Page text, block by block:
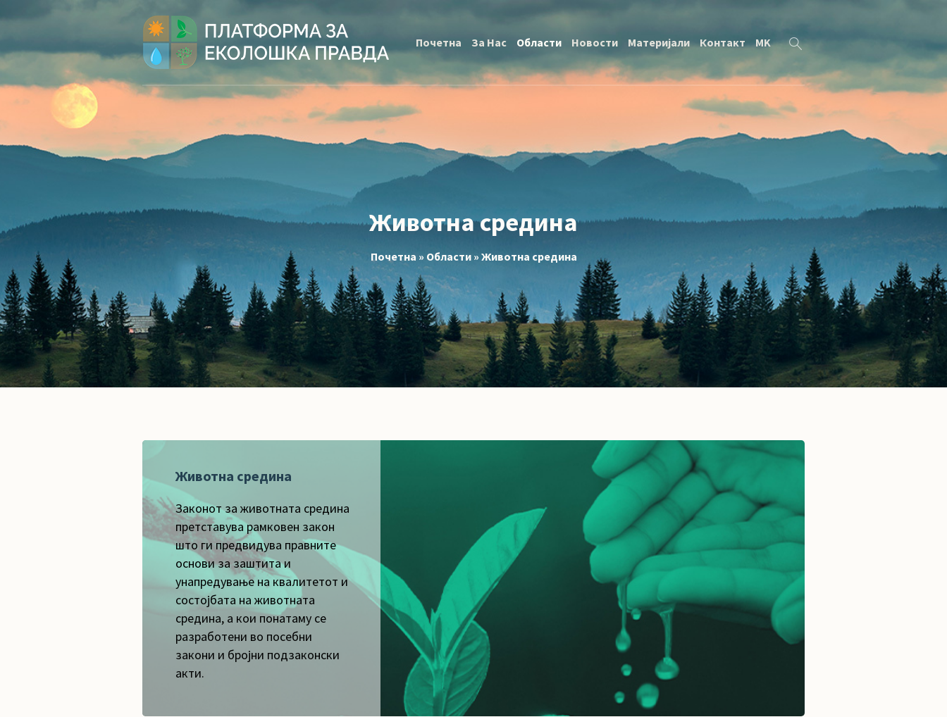
Почетна За Нас Области Новости Материјали Контакт MK
Животна средина
Почетна » Области» Животна средина
Животна средина
Законот за животната средина
претставува рамковен закон
што ги предвидува правните
основи за заштита и
унапредување на квалитетот и
состојбата на животната
средина, а кои понатаму се
разработени во посебни
закони и бројни подзаконски
акти.